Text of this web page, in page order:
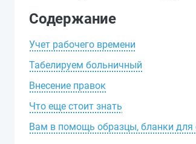
Содержание
Учет рабочего времени
Табелируем больничный
Внесение правок
Что еще стоит знать
Вам в помощь образцы, бланки для